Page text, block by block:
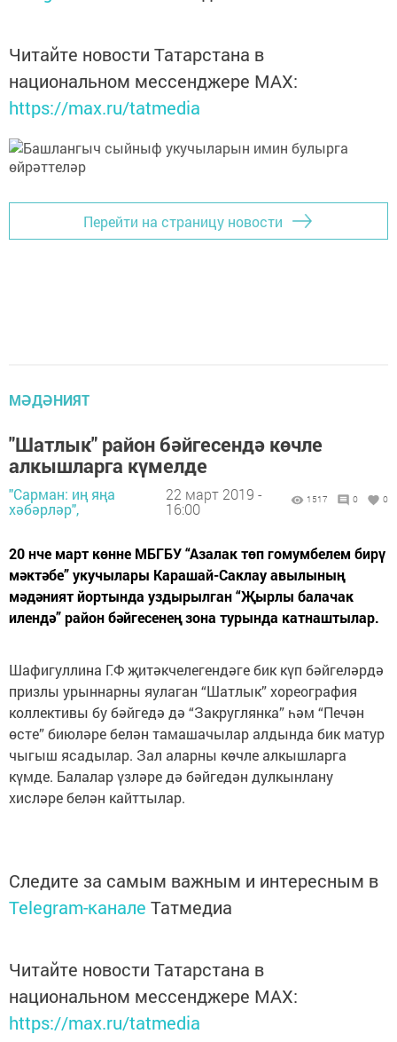
Читайте новости Татарстана в
национальном мессенджере MАХ:
https://max.ru/tatmedia
Перейти на страницу новости
МӘДӘНИЯТ
"Шатлык" район бәйгесендә көчле
алкышларга күмелде
"Сарман: иң яңа
хәбәрләр",
22 март 2019 -
16:00
1517 0 0
20 нче март көнне МБГБУ “Азалак төп гомумбелем бирү
мәктәбе” укучылары Карашай-Саклау авылының
мәдәният йортында уздырылган “Җырлы балачак
илендә” район бәйгесенең зона турында катнаштылар.
Шафигуллина Г.Ф җитәкчелегендәге бик күп бәйгеләрдә
призлы урыннарны яулаган “Шатлык” хореография
коллективы бу бәйгедә дә “Закруглянка” һәм “Печән
өсте” биюләре белән тамашачылар алдында бик матур
чыгыш ясадылар. Зал аларны көчле алкышларга
күмде. Балалар үзләре дә бәйгедән дулкынлану
хисләре белән кайттылар.
Следите за самым важным и интересным в
Telegram-канале Татмедиа
Читайте новости Татарстана в
национальном мессенджере MАХ:
https://max.ru/tatmedia